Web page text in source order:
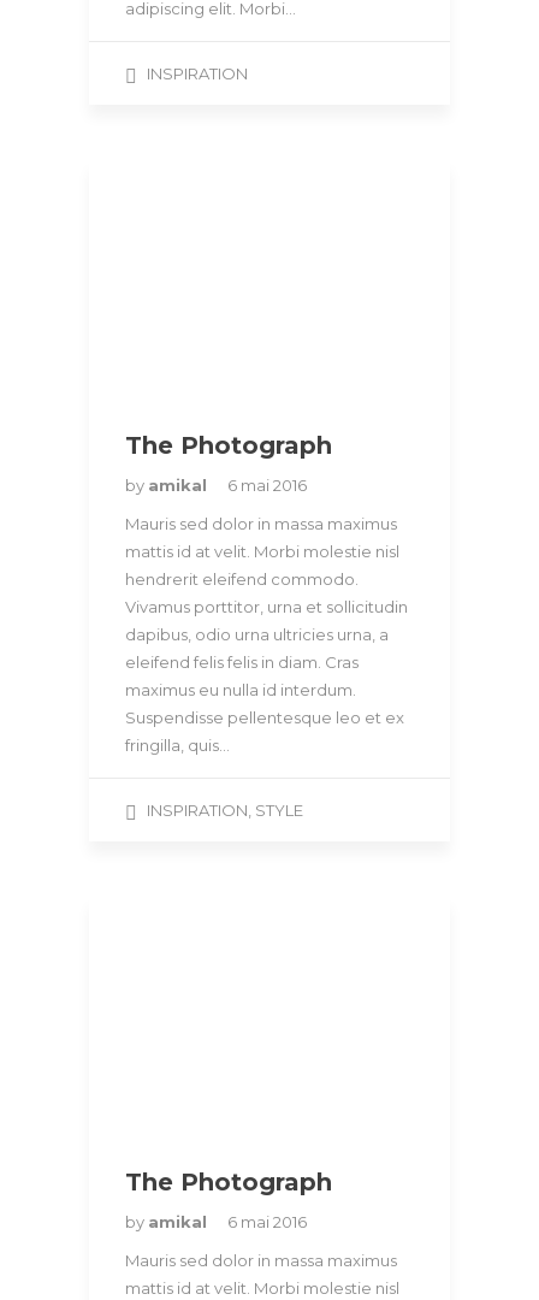
adipiscing elit. Morbi…
INSPIRATION
The Photograph
by amikal
6 mai 2016
Mauris sed dolor in massa maximus
mattis id at velit. Morbi molestie nisl
hendrerit eleifend commodo.
Vivamus porttitor, urna et sollicitudin
dapibus, odio urna ultricies urna, a
eleifend felis felis in diam. Cras
maximus eu nulla id interdum.
Suspendisse pellentesque leo et ex
fringilla, quis…
INSPIRATION, STYLE
The Photograph
by amikal
6 mai 2016
Mauris sed dolor in massa maximus
mattis id at velit. Morbi molestie nisl